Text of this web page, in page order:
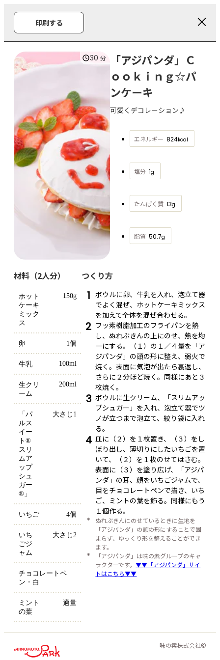
印刷する
30 分
「アジパンダ」Ｃ
ｏｏｋｉｎｇ☆パ
ンケーキ
可愛くデコレーション♪
エネルギー 824kcal
塩分 1g
たんぱく質 13g
脂質 50.7g
材料（2人分）
ホット
ケーキ
ミック
ス
150g
卵 1個
牛乳 100ml
生クリ
ーム
200ml
「パ
ルス
イー
ト®
スリ
ムア
ップ
シュ
ガー
®」
大さじ1
いちご 4個
いち
ごジ
ャム
大さじ2
チョコレートペ
ン・白
ミント
の葉
適量
つくり方
1 ボウルに卵、牛乳を入れ、泡立て器
でよく混ぜ、ホットケーキミックス
を加えて全体を混ぜ合わせる。
2 フッ素樹脂加工のフライパンを熱
し、ぬれぶきんの上にのせ、熱を均
一にする。（１）の１／４量を「ア
ジパンダ」の頭の形に整え、弱火で
焼く。表面に気泡が出たら裏返し、
さらに２分ほど焼く。同様にあと３
枚焼く。
3 ボウルに生クリーム、「スリムアッ
プシュガー」を入れ、泡立て器でツ
ノが立つまで泡立て、絞り袋に入れ
る。
4 皿に（２）を１枚置き、（３）をし
ぼり出し、薄切りにしたいちごを置
いて、（２）を１枚のせてはさむ。
表面に（３）を塗り広げ、「アジパ
ンダ」の耳、顔をいちごジャムで、
目をチョコレートペンで描き、いち
ご、ミントの葉を飾る。同様にもう
１個作る。
＊
ぬれぶきんにのせているときに生地を
「アジパンダ」の頭の形にすることで固
まらず、ゆっくり形を整えることができ
ます。
＊
「アジパンダ」は味の素グループのキャ
ラクターです。▼▼「アジパンダ」サイ
トはこちら▼▼
味の素株式会社©